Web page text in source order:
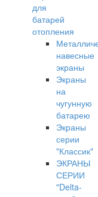
для
батарей
отопления
навесные
экраны
Экраны
на
чугунную
батарею
Экраны
серии
"Классик"
ЭКРАНЫ
СЕРИИ
"Delta-